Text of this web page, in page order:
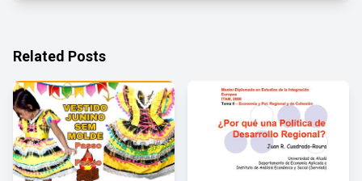
Related Posts